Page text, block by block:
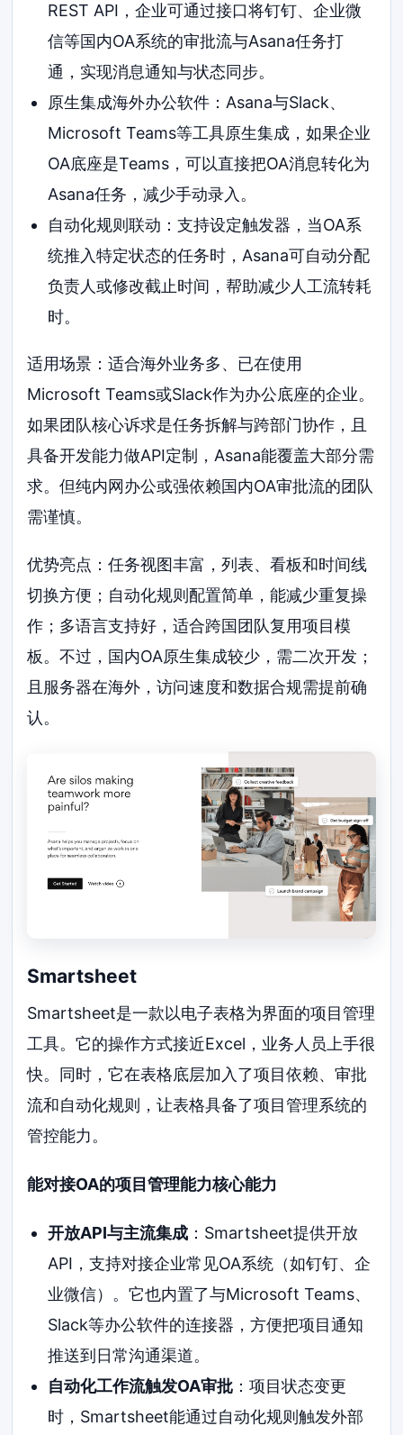
REST API，企业可通过接口将钉钉、企业微
信等国内OA系统的审批流与Asana任务打
通，实现消息通知与状态同步。
原生集成海外办公软件：Asana与Slack、
Microsoft Teams等工具原生集成，如果企业
OA底座是Teams，可以直接把OA消息转化为
Asana任务，减少手动录入。
自动化规则联动：支持设定触发器，当OA系
统推入特定状态的任务时，Asana可自动分配
负责人或修改截止时间，帮助减少人工流转耗
时。
适用场景：适合海外业务多、已在使用
Microsoft Teams或Slack作为办公底座的企业。
如果团队核心诉求是任务拆解与跨部门协作，且
具备开发能力做API定制，Asana能覆盖大部分需
求。但纯内网办公或强依赖国内OA审批流的团队
需谨慎。
优势亮点：任务视图丰富，列表、看板和时间线
切换方便；自动化规则配置简单，能减少重复操
作；多语言支持好，适合跨国团队复用项目模
板。不过，国内OA原生集成较少，需二次开发；
且服务器在海外，访问速度和数据合规需提前确
认。
Smartsheet
Smartsheet是一款以电子表格为界面的项目管理
工具。它的操作方式接近Excel，业务人员上手很
快。同时，它在表格底层加入了项目依赖、审批
流和自动化规则，让表格具备了项目管理系统的
管控能力。
能对接OA的项目管理能力核心能力
开放API与主流集成：Smartsheet提供开放
API，支持对接企业常见OA系统（如钉钉、企
业微信）。它也内置了与Microsoft Teams、
Slack等办公软件的连接器，方便把项目通知
推送到日常沟通渠道。
自动化工作流触发OA审批：项目状态变更
时，Smartsheet能通过自动化规则触发外部